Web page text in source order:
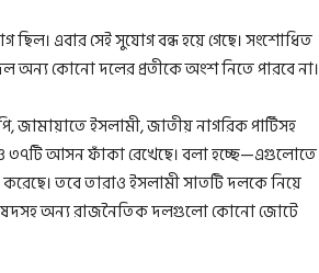
এবার সেই সুযোগ বন্ধ হয়ে গেছে। সংশোধিত
অন্য কোনো দলের প্রতীকে অংশ নিতে পারবে না।
জামায়াতে ইসলামী, জাতীয় নাগরিক পার্টিসহ
৩৭টি আসন ফাঁকা রেখেছে। বলা হচ্ছে—এগুলোতে
তবে তারাও ইসলামী সাতটি দলকে নিয়ে
অন্য রাজনৈতিক দলগুলো কোনো জোটে